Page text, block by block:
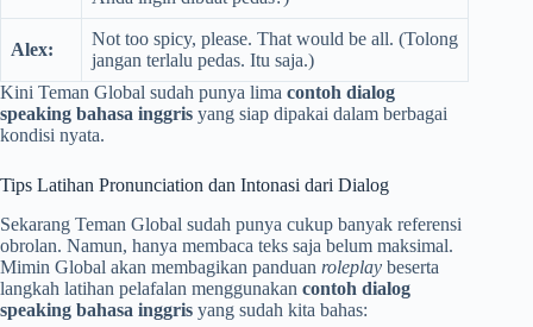
Alex:
Not too spicy, please. That would be all. (Tolong
jangan terlalu pedas. Itu saja.)
Kini Teman Global sudah punya lima contoh dialog
speaking bahasa inggris yang siap dipakai dalam berbagai
kondisi nyata.
Tips Latihan Pronunciation dan Intonasi dari Dialog
Sekarang Teman Global sudah punya cukup banyak referensi
obrolan. Namun, hanya membaca teks saja belum maksimal.
Mimin Global akan membagikan panduan roleplay beserta
langkah latihan pelafalan menggunakan contoh dialog
speaking bahasa inggris yang sudah kita bahas: